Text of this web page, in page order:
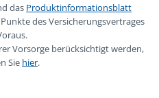
das Produktinformationsblatt
des Versicherungsvertrages
Vorsorge berücksichtigt werden,
Sie hier.